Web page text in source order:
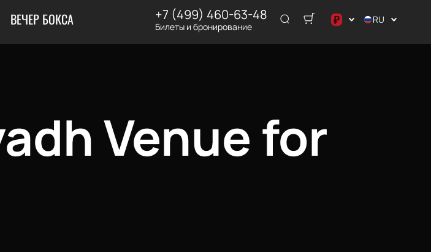
ВЕЧЕР БОКСА +7 (499) 460-63-48
Билеты и бронирование ₽
د.إ
RU
Venue for